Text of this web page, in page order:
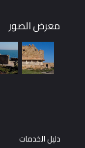
معرض الصور
دليل الخدمات